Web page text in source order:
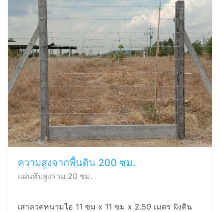
ความสูงจากพื้นดิน 200 ซม.
แผ่นทึบสูงรวม 20 ซม.
เสาลวดหนามไอ 11 ซม x 11 ซม x 2.50 เมตร ฝังดิน